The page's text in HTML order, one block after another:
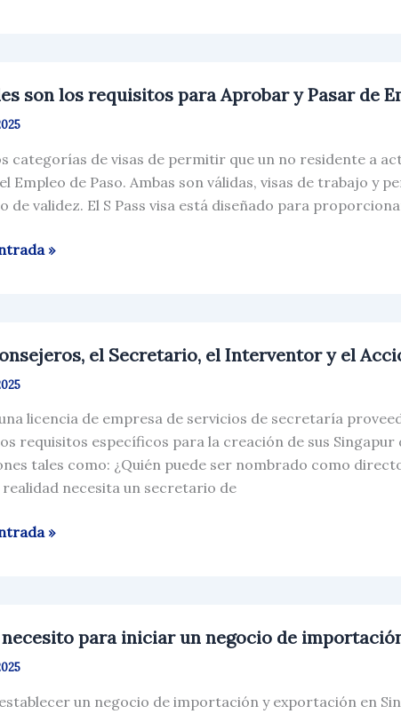
son los requisitos para Aprobar y Pasar de
categorías de visas de permitir que un no residente a
el Empleo de Paso. Ambas son válidas, visas de trabajo y
de validez. El S Pass visa está diseñado para
»
el Secretario, el Interventor y el
licencia de empresa de servicios de secretaría
requisitos específicos para la creación de sus
tales como: ¿Quién puede ser nombrado como
realidad necesita un secretario de
»
necesito para iniciar un negocio de
un negocio de importación y exportación en